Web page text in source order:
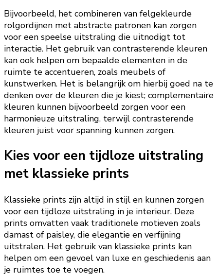
Bijvoorbeeld, het combineren van felgekleurde
rolgordijnen met abstracte patronen kan zorgen
voor een speelse uitstraling die uitnodigt tot
interactie. Het gebruik van contrasterende kleuren
kan ook helpen om bepaalde elementen in de
ruimte te accentueren, zoals meubels of
kunstwerken. Het is belangrijk om hierbij goed na te
denken over de kleuren die je kiest; complementaire
kleuren kunnen bijvoorbeeld zorgen voor een
harmonieuze uitstraling, terwijl contrasterende
kleuren juist voor spanning kunnen zorgen.
Kies voor een tijdloze uitstraling
met klassieke prints
Klassieke prints zijn altijd in stijl en kunnen zorgen
voor een tijdloze uitstraling in je interieur. Deze
prints omvatten vaak traditionele motieven zoals
damast of paisley, die elegantie en verfijning
uitstralen. Het gebruik van klassieke prints kan
helpen om een gevoel van luxe en geschiedenis aan
je ruimtes toe te voegen.